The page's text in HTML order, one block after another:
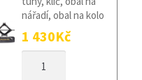
nářadí, obal na kolo
1 430Kč
KOLO